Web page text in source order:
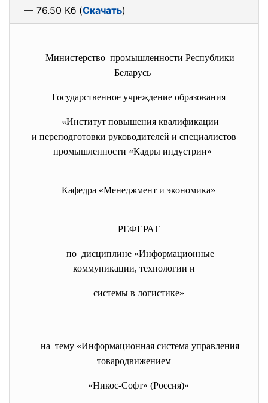
— 76.50 Кб (Скачать)
Министерство промышленности Республики
Беларусь
Государственное учреждение образования
«Институт повышения квалификации
и переподготовки руководителей и специалистов
промышленности «Кадры индустрии»
Кафедра «Менеджмент и экономика»
РЕФЕРАТ
по дисциплине «Информационные
коммуникации, технологии и
системы в логистике»
на тему «Информационная система управления
товародвижением
«Никос-Софт» (Россия)»